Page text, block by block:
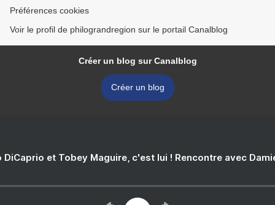
Préférences cookies
Voir le profil de philograndregion sur le portail Canalblog
Créer un blog sur Canalblog
Créer un blog
DiCaprio et Tobey Maguire, c'est lui ! Rencontre avec